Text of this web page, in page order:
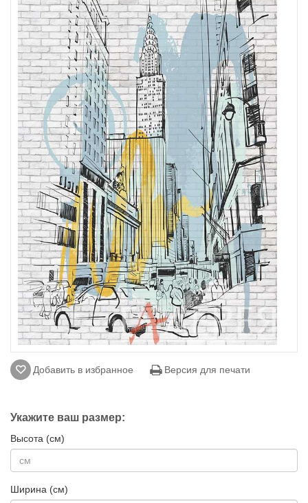
Добавить в избранное Версия для печати
Укажите ваш размер:
Высота (см)
Ширина (см)